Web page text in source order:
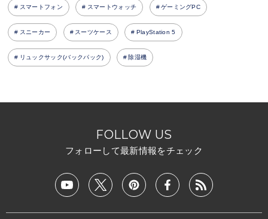
スマートフォン スマートウォッチ ゲーミングPC
スニーカー スーツケース PlayStation 5
リュックサック(バックパック) 除湿機
FOLLOW US
フォローして最新情報をチェック